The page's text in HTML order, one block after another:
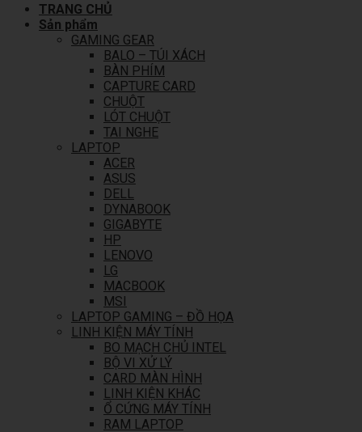
TRANG CHỦ
Sản phẩm
GAMING GEAR
BALO – TÚI XÁCH
BÀN PHÍM
CAPTURE CARD
CHUỘT
LÓT CHUỘT
TAI NGHE
LAPTOP
ACER
ASUS
DELL
DYNABOOK
GIGABYTE
HP
LENOVO
LG
MACBOOK
MSI
LAPTOP GAMING – ĐỒ HỌA
LINH KIỆN MÁY TÍNH
BO MẠCH CHỦ INTEL
BỘ VI XỬ LÝ
CARD MÀN HÌNH
LINH KIỆN KHÁC
Ổ CỨNG MÁY TÍNH
RAM LAPTOP